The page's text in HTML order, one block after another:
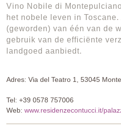
Vino Nobile di
het nobele leven in
(geworden) van één van de
gebruik van de efficiënte
landgoed aanbiedt.
Adres: Via del Teatro 1, 53045
Tel: +39 0578 757006
Web:www.residenzecontucci.it/